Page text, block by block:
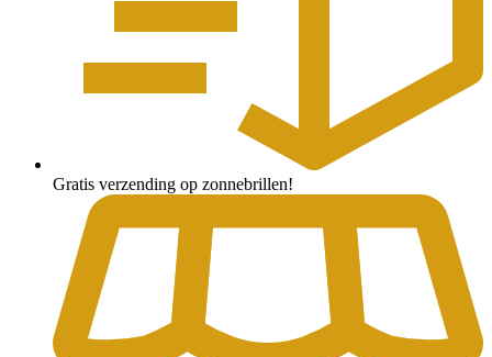
Gratis verzending op zonnebrillen!